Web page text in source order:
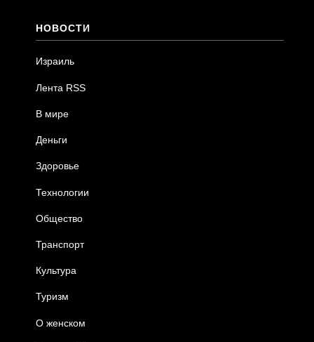
НОВОСТИ
Израиль
Лента RSS
В мире
Деньги
Здоровье
Технологии
Общество
Транспорт
Культура
Туризм
О женском